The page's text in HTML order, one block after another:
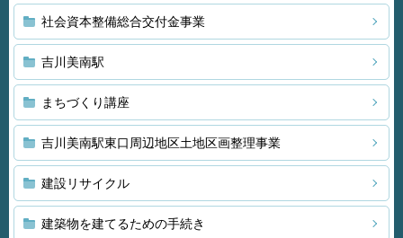
社会資本整備総合交付金事業
吉川美南駅
まちづくり講座
吉川美南駅東口周辺地区土地区画整理事業
建設リサイクル
建築物を建てるための手続き